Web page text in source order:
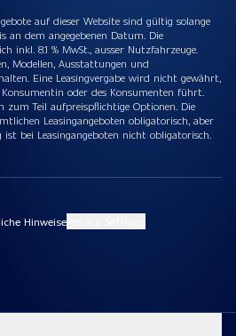
auf dieser Website sind gültig solange
dem angegebenen Datum. Die
inkl. 8.1 % MwSt., ausser Nutzfahrzeuge.
Modellen, Ausstattungen und
Eine Leasingvergabe wird nicht gewährt,
oder des Konsumenten führt.
zum Teil aufpreispflichtige Optionen. Die
Leasingangeboten obligatorisch, aber
bei Leasingangeboten nicht obligatorisch.
Hinweise